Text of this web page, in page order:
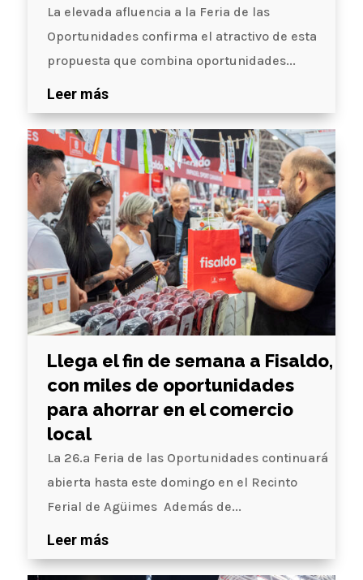
La elevada afluencia a la Feria de las
Oportunidades confirma el atractivo de esta
propuesta que combina oportunidades...
Leer más
Llega el fin de semana a Fisaldo,
con miles de oportunidades
para ahorrar en el comercio
local
La 26.ª Feria de las Oportunidades continuará
abierta hasta este domingo en el Recinto
Ferial de Agüimes Además de...
Leer más